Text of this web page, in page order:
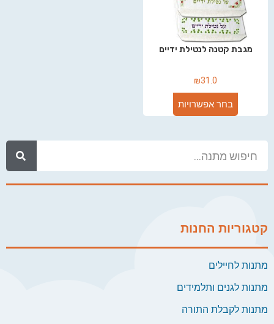
קטגוריות החנות
מתנות לחיילים
מתנות לגנים ותלמידים
מתנות לקבלת התורה
מגבת קטנה לנטילת ידיים
₪31.0
בחר אפשרויות